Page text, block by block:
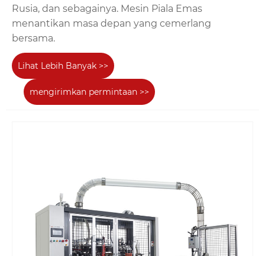
Rusia, dan sebagainya. Mesin Piala Emas
menantikan masa depan yang cemerlang
bersama.
Lihat Lebih Banyak >>
mengirimkan permintaan >>